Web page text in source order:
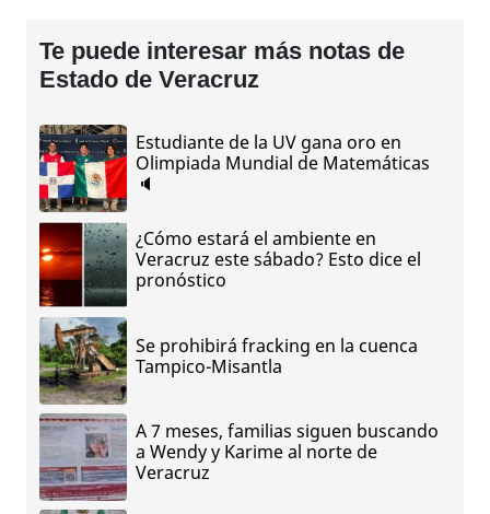
Te puede interesar más notas de
Estado de Veracruz
Estudiante de la UV gana oro en
Olimpiada Mundial de Matemáticas
🔈
¿Cómo estará el ambiente en
Veracruz este sábado? Esto dice el
pronóstico
Se prohibirá fracking en la cuenca
Tampico-Misantla
A 7 meses, familias siguen buscando
a Wendy y Karime al norte de
Veracruz